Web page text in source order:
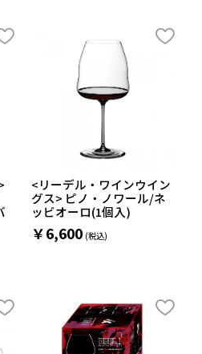
<リーデル・ワインウイン
グス> ピノ・ノワール/ネ
ッビオーロ(1個入)
￥6,600